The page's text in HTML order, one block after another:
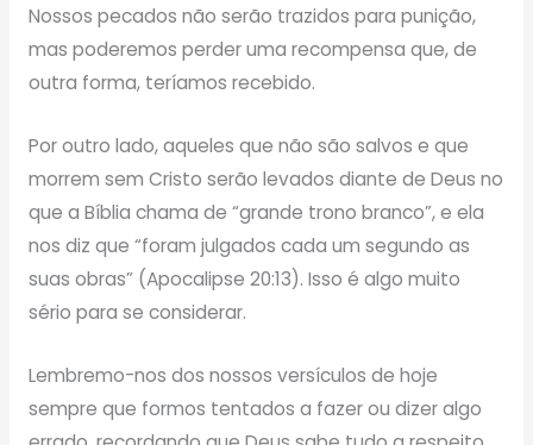
Nossos pecados não serão trazidos para punição,
mas poderemos perder uma recompensa que, de
outra forma, teríamos recebido.
Por outro lado, aqueles que não são salvos e que
morrem sem Cristo serão levados diante de Deus no
que a Bíblia chama de “grande trono branco”, e ela
nos diz que “foram julgados cada um segundo as
suas obras” (Apocalipse 20:13). Isso é algo muito
sério para se considerar.
Lembremo-nos dos nossos versículos de hoje
sempre que formos tentados a fazer ou dizer algo